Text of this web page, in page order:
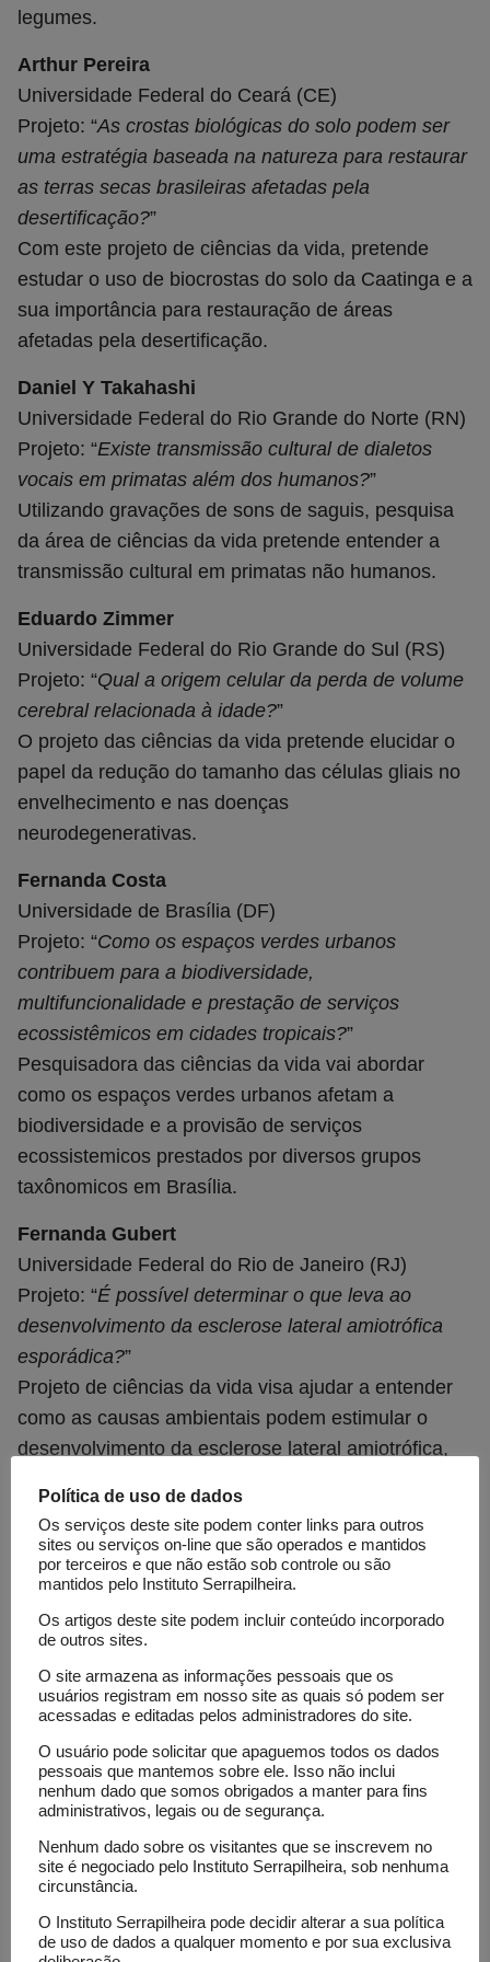
legumes.
Arthur Pereira
Universidade Federal do Ceará (CE)
Projeto: “As crostas biológicas do solo podem ser
uma estratégia baseada na natureza para restaurar
as terras secas brasileiras afetadas pela
desertificação?”
Com este projeto de ciências da vida, pretende
estudar o uso de biocrostas do solo da Caatinga e a
sua importância para restauração de áreas
afetadas pela desertificação.
Daniel Y Takahashi
Universidade Federal do Rio Grande do Norte (RN)
Projeto: “Existe transmissão cultural de dialetos
vocais em primatas além dos humanos?”
Utilizando gravações de sons de saguis, pesquisa
da área de ciências da vida pretende entender a
transmissão cultural em primatas não humanos.
Eduardo Zimmer
Universidade Federal do Rio Grande do Sul (RS)
Projeto: “Qual a origem celular da perda de volume
cerebral relacionada à idade?”
O projeto das ciências da vida pretende elucidar o
papel da redução do tamanho das células gliais no
envelhecimento e nas doenças
neurodegenerativas.
Fernanda Costa
Universidade de Brasília (DF)
Projeto: “Como os espaços verdes urbanos
contribuem para a biodiversidade,
multifuncionalidade e prestação de serviços
ecossistêmicos em cidades tropicais?”
Pesquisadora das ciências da vida vai abordar
como os espaços verdes urbanos afetam a
biodiversidade e a provisão de serviços
ecossistemicos prestados por diversos grupos
taxônomicos em Brasília.
Fernanda Gubert
Universidade Federal do Rio de Janeiro (RJ)
Projeto: “É possível determinar o que leva ao
desenvolvimento da esclerose lateral amiotrófica
esporádica?”
Projeto de ciências da vida visa ajudar a entender
como as causas ambientais podem estimular o
desenvolvimento da esclerose lateral amiotrófica,
Filipe Abreu
Instituto Federal do Norte de Minas Gerais (MG)
Projeto: “Como os mosquitos vetores de doenças e
as pragas agrícolas se espalham tão rapidamente
por todas as regiões do Brasil, causando problemas
econômicos e de saúde?”
Utilizando armadilhas suspensas em balões de
hélio a até 200 metros de altura, o projeto de
ciências da vida pretende avaliar se insetos vetores
e pragas estão sendo carregados por ventos em
Guilherme Oliveira
Centro Federal de Educação Tecnológica de Minas
Gerais (MG)
Política de uso de dados
Os serviços deste site podem conter links para outros
sites ou serviços on-line que são operados e mantidos
por terceiros e que não estão sob controle ou são
mantidos pelo Instituto Serrapilheira.
Os artigos deste site podem incluir conteúdo incorporado
de outros sites.
O site armazena as informações pessoais que os
usuários registram em nosso site as quais só podem ser
acessadas e editadas pelos administradores do site.
O usuário pode solicitar que apaguemos todos os dados
pessoais que mantemos sobre ele. Isso não inclui
nenhum dado que somos obrigados a manter para fins
administrativos, legais ou de segurança.
Nenhum dado sobre os visitantes que se inscrevem no
site é negociado pelo Instituto Serrapilheira, sob nenhuma
circunstância.
O Instituto Serrapilheira pode decidir alterar a sua política
de uso de dados a qualquer momento e por sua exclusiva